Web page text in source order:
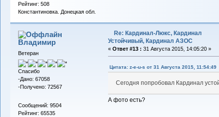
Рейтинг: 508
Константиновка. Донецкая обл.
Владимиp
Ветеран
Спасибо
-Дано: 67058
-Получено: 72567
Сообщений: 9504
Рейтинг: 65535
Re: Кардинал-Люкс, Кардинал
Устойчивый, Кардинал АЗОС
« Ответ #13 : 31 Августа 2015, 14:05:20 »
Цитата: z-e-u-s от 31 Августа 2015, 11:54:49
Сегодня попробовал Кардинал
А фото есть?